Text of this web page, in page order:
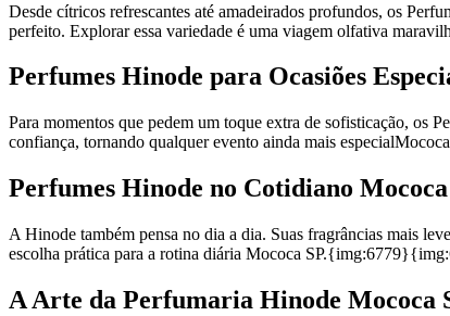
Desde cítricos refrescantes até amadeirados profundos, os
perfeito. Explorar essa variedade é uma viagem olfativa
Perfumes Hinode para Ocasiões
Para momentos que pedem um toque extra de sofisticação, os
confiança, tornando qualquer evento ainda mais
Perfumes Hinode no Cotidiano Mococa
A Hinode também pensa no dia a dia. Suas fragrâncias mais
escolha prática para a rotina diária Mococa
A Arte da Perfumaria Hinode Mococa